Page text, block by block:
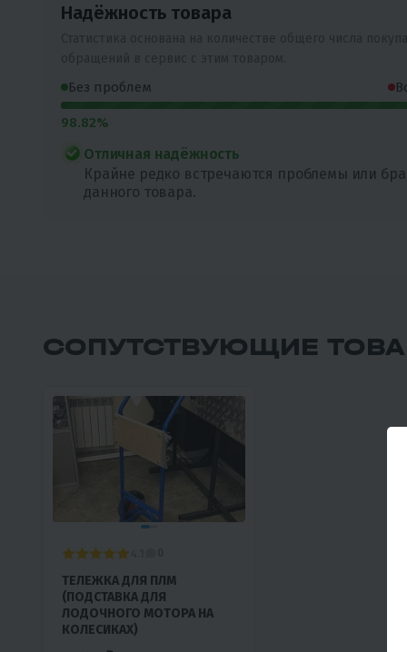
Надёжность товара
Без проблем
98.82%
Отличная надёжность
Крайне редко встречаются проблемы или
данного товара.
СОПУТСТВУЮЩИЕ
ТЕЛЕЖКА ДЛЯ ПЛМ
(ПОДСТАВКА ДЛЯ
ЛОДОЧНОГО МОТОРА НА
КОЛЕСИКАХ)